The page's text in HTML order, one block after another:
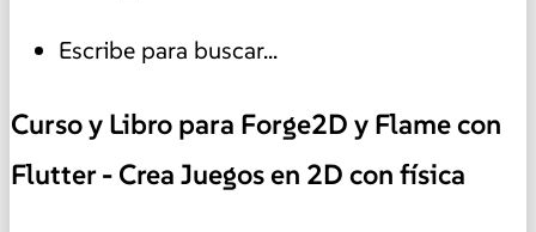
Escribe para buscar...
Curso y Libro para Forge2D y Flame con
Flutter - Crea Juegos en 2D con física